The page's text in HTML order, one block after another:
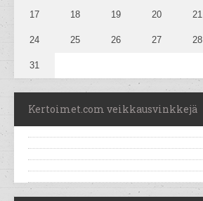
17 18 19 20 21
24 25 26 27 28
31
Kertoimet.com veikkausvinkkejä